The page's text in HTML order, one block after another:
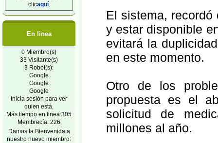
clicaquí.
En linea
0 Miembro(s)
33 Visitante(s)
3 Robot(s):
Google
Google
Google
Inicia sesión para ver
quien está.
Más tiempo en linea:305
Membrecía: 226
Damos la Bienvenida a
nuestro nuevo miembro:
El sistema,
y estar disponible
evitará la
en este momento.
Otro de los
propuesta es el
solicitud de
millones al año.